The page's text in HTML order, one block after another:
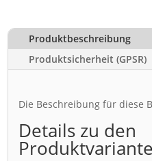
Produktbeschreibung
Produktsicherheit (GPSR)
Die Beschreibung für diese
Details zu den